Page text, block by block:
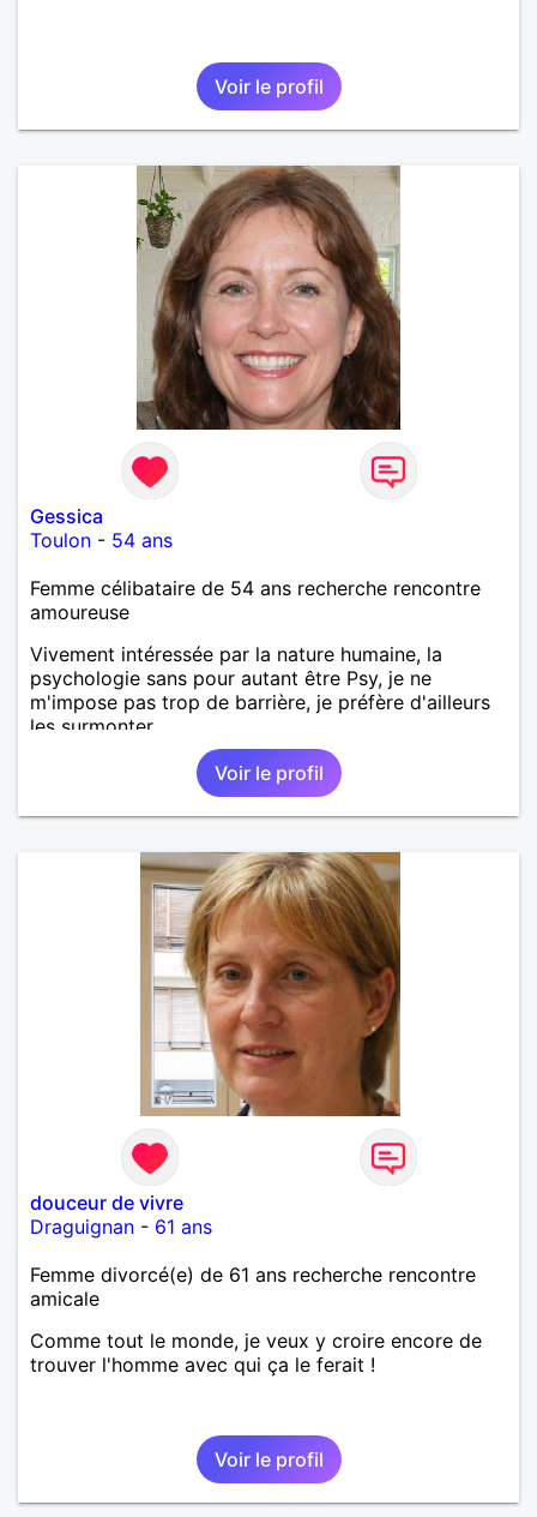
Voir le profil
Gessica
Toulon - 54 ans
Femme célibataire de 54 ans recherche rencontre
amoureuse
Vivement intéressée par la nature humaine, la
psychologie sans pour autant être Psy, je ne
m'impose pas trop de barrière, je préfère d'ailleurs
les surmonter.
Voir le profil
douceur de vivre
Draguignan - 61 ans
Femme divorcé(e) de 61 ans recherche rencontre
amicale
Comme tout le monde, je veux y croire encore de
trouver l'homme avec qui ça le ferait !
Voir le profil